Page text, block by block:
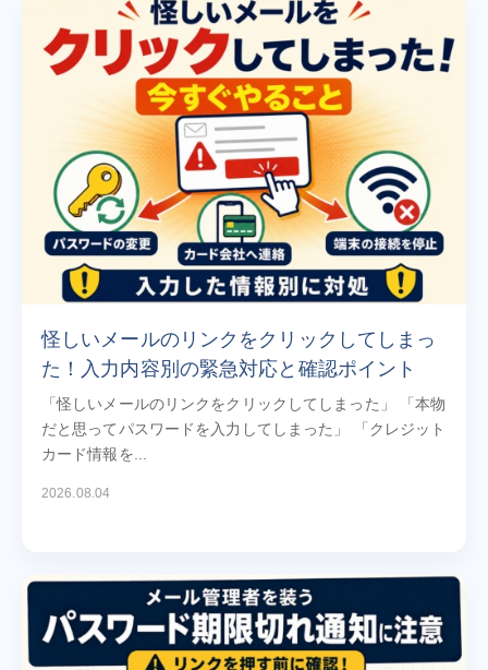
怪しいメールのリンクをクリックしてしまっ
た！入力内容別の緊急対応と確認ポイント
「怪しいメールのリンクをクリックしてしまった」 「本物
だと思ってパスワードを入力してしまった」 「クレジット
カード情報を...
2026.08.04